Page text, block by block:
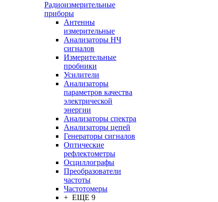
Радиоизмерительные
приборы
Антенны
измерительные
Анализаторы НЧ
сигналов
Измерительные
пробники
Усилители
Анализаторы
параметров качества
электрической
энергии
Анализаторы спектра
Анализаторы цепей
Генераторы сигналов
Оптические
рефлектометры
Осциллографы
Преобразователи
частоты
Частотомеры
+ ЕЩЕ 9